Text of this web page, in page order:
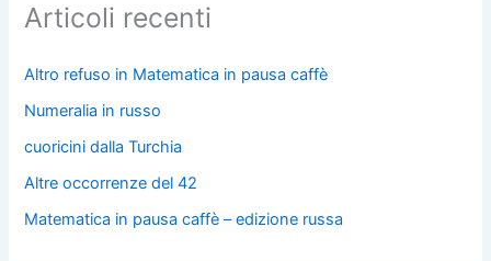
Articoli recenti
Altro refuso in Matematica in pausa caffè
Numeralia in russo
cuoricini dalla Turchia
Altre occorrenze del 42
Matematica in pausa caffè – edizione russa